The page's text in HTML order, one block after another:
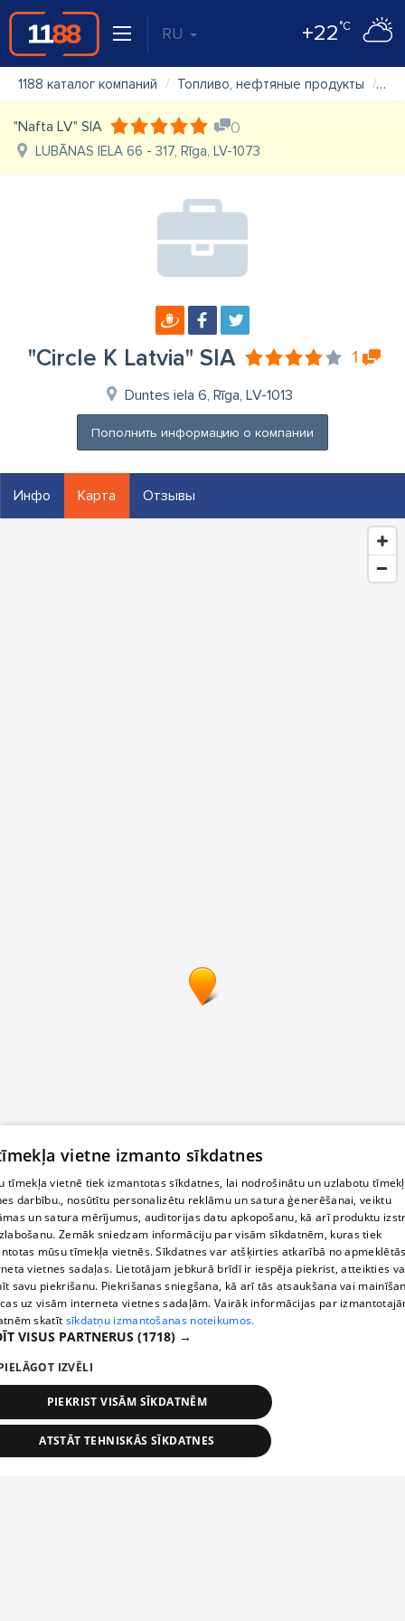
RU +22°C
1188 каталог компаний Топливо, нефтяные продукты
"Nafta LV" SIA 0
LUBĀNAS IELA 66 - 317, Rīga, LV-1073
"Circle K Latvia" SIA 1
Duntes iela 6, Rīga, LV-1013
Пополнить информацию о компании
Инфо Карта Отзывы
vietne izmanto sīkdatnes
tīmekļa vietnē tiek izmantotas sīkdatnes, lai nodrošinātu un uzlabotu
darbību., nosūtītu personalizētu reklāmu un satura ģenerēšanai, veiktu
un satura mērījumus, auditorijas datu apkopošanu, kā arī produktu
Zemāk sniedzam informāciju par visām sīkdatnēm, kuras tiek
mūsu tīmekļa vietnēs. Sīkdatnes var atšķirties atkarībā no
vietnes sadaļas. Lietotājam jebkurā brīdī ir iespēja piekrist, atteikties
savu piekrišanu. Piekrišanas sniegšana, kā arī tās atsaukšana vai
uz visām interneta vietnes sadaļām. Vairāk informācijas par
skatīt sīkdatņu izmantošanas noteikumos.
VISUS PARTNERUS (1718) →
IZVĒLI
PIEKRIST VISĀM SĪKDATNĒM
ATSTĀT TEHNISKĀS SĪKDATNES